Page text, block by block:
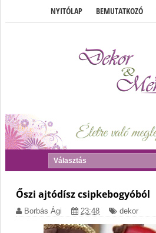
NYITÓLAP BEMUTATKOZÓ
Őszi ajtódísz csipkebogyóból
Borbás Ági 23:48 dekor